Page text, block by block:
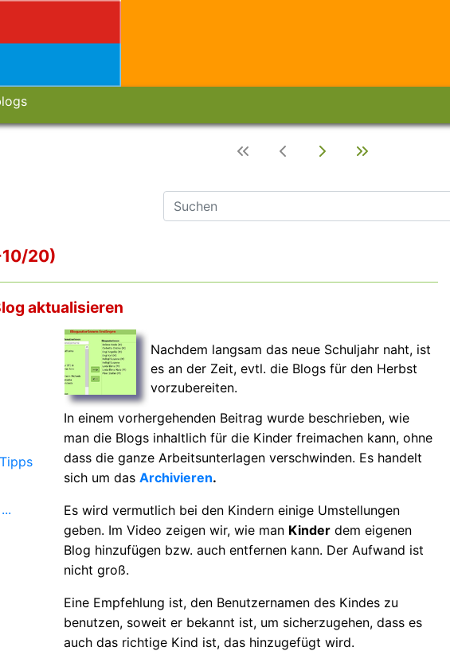
20)
aktualisieren
Nachdem langsam das neue Schuljahr naht, ist
es an der Zeit, evtl. die Blogs für den Herbst
vorzubereiten.
In einem vorhergehenden Beitrag wurde beschrieben, wie
man die Blogs inhaltlich für die Kinder freimachen kann, ohne
dass die ganze Arbeitsunterlagen verschwinden. Es handelt
sich um das Archivieren.
Es wird vermutlich bei den Kindern einige Umstellungen
geben. Im Video zeigen wir, wie man Kinder dem eigenen
Blog hinzufügen bzw. auch entfernen kann. Der Aufwand ist
nicht groß.
Eine Empfehlung ist, den Benutzernamen des Kindes zu
benutzen, soweit er bekannt ist, um sicherzugehen, dass es
auch das richtige Kind ist, das hinzugefügt wird.
Tipps